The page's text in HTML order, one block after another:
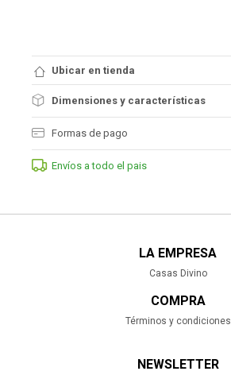
Ubicar en tienda
Dimensiones y características
Formas de pago
Envíos a todo el pais
LA EMPRESA
Casas Divino
COMPRA
Términos y condiciones
NEWSLETTER